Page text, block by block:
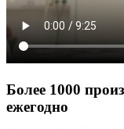
Более 1000
ежегодно